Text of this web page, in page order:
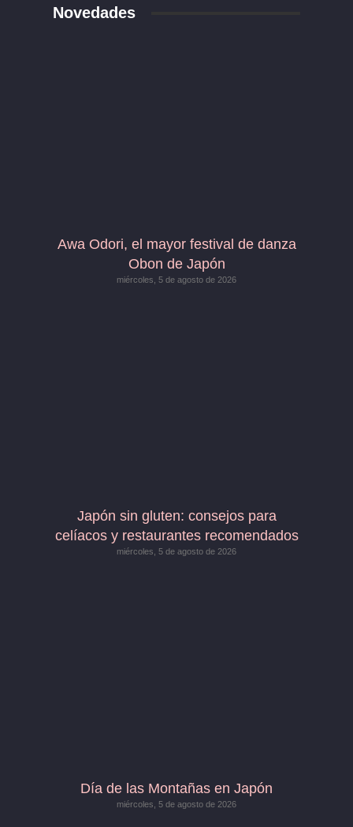
Novedades
Awa Odori, el mayor festival de danza
Obon de Japón
miércoles, 5 de agosto de 2026
Japón sin gluten: consejos para
celíacos y restaurantes recomendados
miércoles, 5 de agosto de 2026
Día de las Montañas en Japón
miércoles, 5 de agosto de 2026